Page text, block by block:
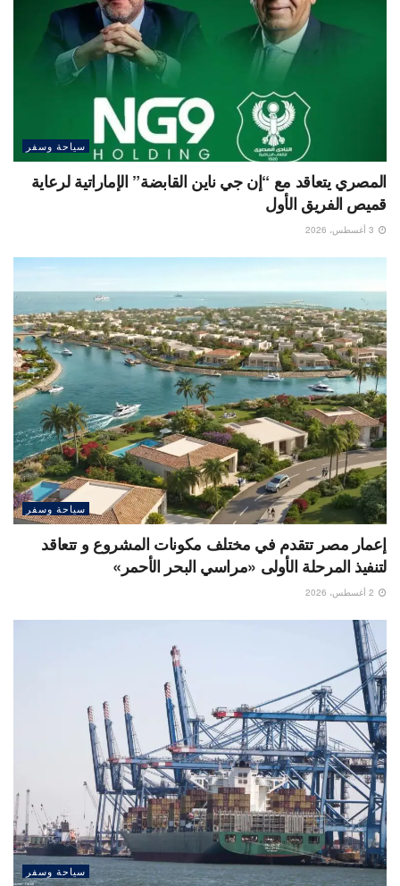
سياحة وسفر
المصري يتعاقد مع “إن جي ناين القابضة” الإماراتية لرعاية
قميص الفريق الأول
سياحة وسفر
إعمار مصر تتقدم في مختلف مكونات المشروع و تتعاقد
لتنفيذ المرحلة الأولى «مراسي البحر الأحمر»
سياحة وسفر